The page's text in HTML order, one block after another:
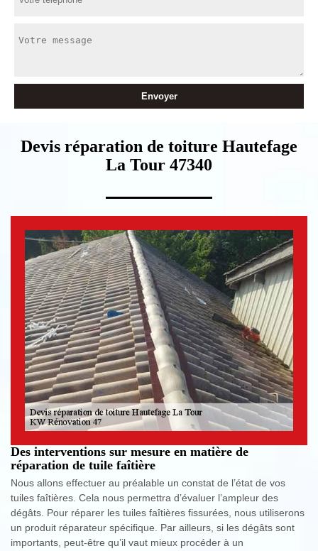
Devis réparation de toiture Hautefage
La Tour 47340
Des interventions sur mesure en matière de
réparation de tuile faîtière
Nous allons effectuer au préalable un constat de l’état de vos
tuiles faîtières. Cela nous permettra d’évaluer l’ampleur des
dégâts. Pour réparer les tuiles faîtières fissurées, nous utiliserons
un produit réparateur spécifique. Par ailleurs, si les dégâts sont
importants, peut-être qu’il vaut mieux procéder à un